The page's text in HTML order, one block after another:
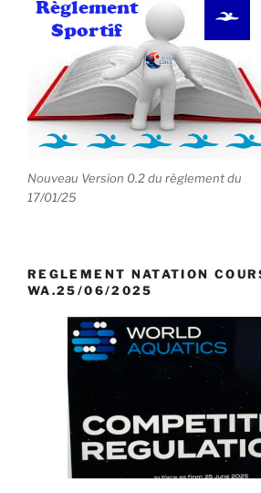
Nouveau Version 0.2 du règlement du
17/01/25
REGLEMENT NATATION
WA.25/06/2025